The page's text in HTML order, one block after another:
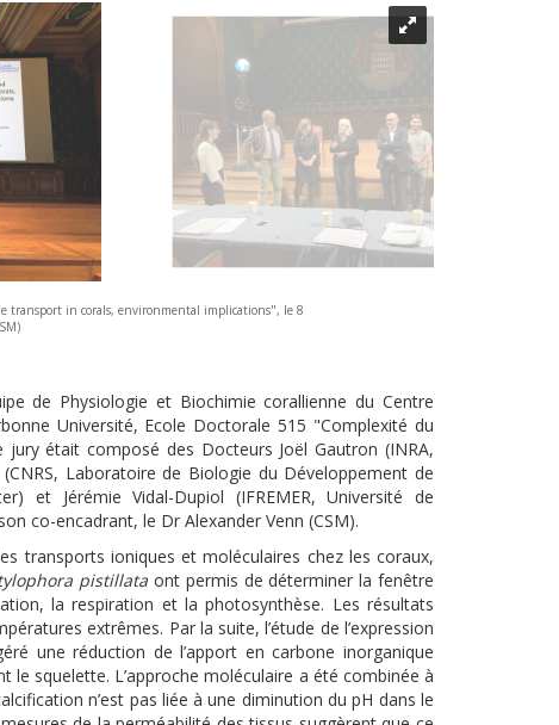
transport in corals, environmental implications", le 8
de Physiologie et Biochimie corallienne du Centre
Université, Ecole Doctorale 515 "Complexité du
était composé des Docteurs Joël Gautron (INRA,
Laboratoire de Biologie du Développement de
et Jérémie Vidal-Dupiol (IFREMER, Université de
co-encadrant, le Dr Alexander Venn (CSM).
transports ioniques et moléculaires chez les coraux,
pistillata ont permis de déterminer la fenêtre
la respiration et la photosynthèse. Les résultats
extrêmes. Par la suite, l’étude de l’expression
une réduction de l’apport en carbone inorganique
squelette. L’approche moléculaire a été combinée à
n’est pas liée à une diminution du pH dans le